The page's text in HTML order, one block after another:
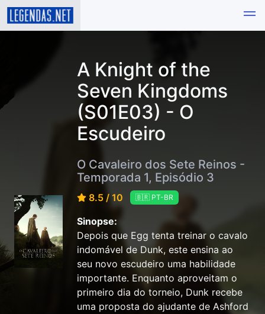
A Knight of the
Seven Kingdoms
(S01E03) - O
Escudeiro
O Cavaleiro dos Sete Reinos -
Temporada 1, Episódio 3
8.5 / 10 🇧🇷 PT-BR
Sinopse:
Depois que Egg tenta treinar o cavalo
indomável de Dunk, este ensina ao
seu novo escudeiro uma habilidade
importante. Enquanto aproveitam o
primeiro dia do torneio, Dunk recebe
uma proposta do ajudante de Ashford